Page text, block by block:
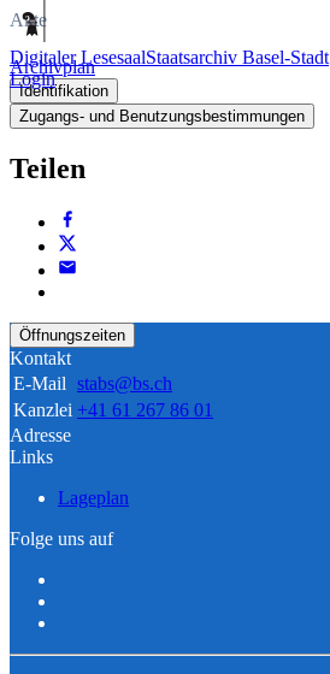
Digitaler LesesaalStaatsarchiv Basel-Stadt
Login
Akte
Archivplan
Identifikation
Zugangs- und Benutzungsbestimmungen
Teilen
Öffnungszeiten
Kontakt
E-Mail stabs@bs.ch
Kanzlei +41 61 267 86 01
Adresse
Links
Lageplan
Folge uns auf